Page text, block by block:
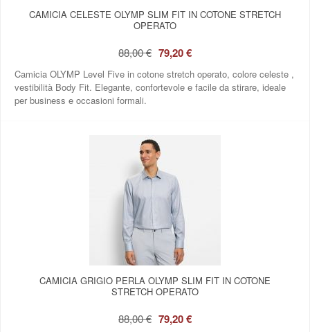
CAMICIA CELESTE OLYMP SLIM FIT IN COTONE STRETCH
OPERATO
88,00 € 79,20 €
Camicia OLYMP Level Five in cotone stretch operato, colore celeste ,
vestibilità Body Fit. Elegante, confortevole e facile da stirare, ideale
per business e occasioni formali.
CAMICIA GRIGIO PERLA OLYMP SLIM FIT IN COTONE
STRETCH OPERATO
88,00 € 79,20 €